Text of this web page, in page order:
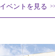
ベントを見る >>